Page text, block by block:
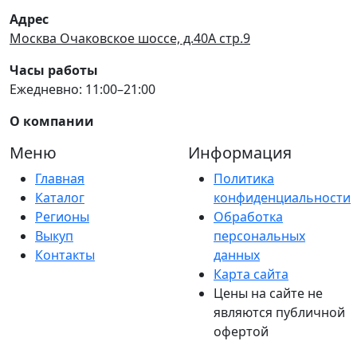
Адрес
Москва Очаковское шоссе, д.40А стр.9
Часы работы
Ежедневно: 11:00–21:00
О компании
Меню
Главная
Каталог
Регионы
Выкуп
Контакты
Информация
Политика
конфиденциальности
Обработка
персональных
данных
Карта сайта
Цены на сайте не
являются публичной
офертой